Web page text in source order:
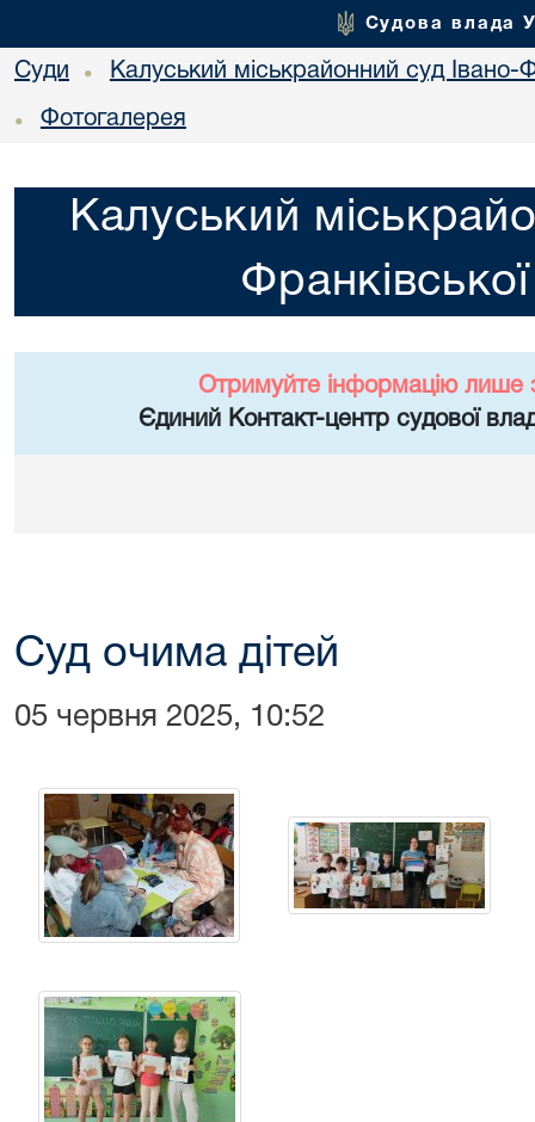
Судова влада
Суди • Калуський міськрайонний суд Івано-
• Фотогалерея
Калуський
Отримуйте інформацію лише
Єдиний Контакт-центр судової
Суд очима дітей
05 червня 2025, 10:52